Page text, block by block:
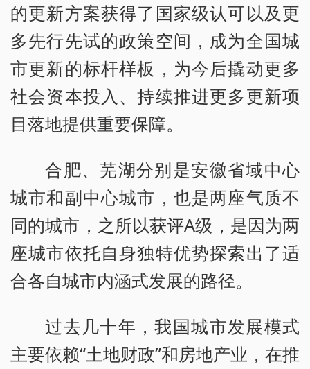
的更新方案获得了国家级认可以及更
多先行先试的政策空间，成为全国城
市更新的标杆样板，为今后撬动更多
社会资本投入、持续推进更多更新项
目落地提供重要保障。
合肥、芜湖分别是安徽省域中心
城市和副中心城市，也是两座气质不
同的城市，之所以获评A级，是因为两
座城市依托自身独特优势探索出了适
合各自城市内涵式发展的路径。
过去几十年，我国城市发展模式
主要依赖“土地财政”和房地产业，在推